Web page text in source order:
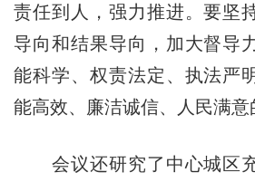
责任到人，强力推进。要坚
导向和结果导向，加大督导
能科学、权责法定、执法严
能高效、廉洁诚信、人民满意
会议还研究了中心城区充